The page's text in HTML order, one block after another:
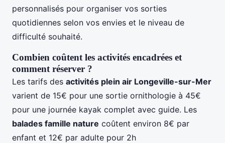
personnalisés pour organiser vos sorties
quotidiennes selon vos envies et le niveau de
difficulté souhaité.
Combien coûtent les activités encadrées et
comment réserver ?
Les tarifs des activités plein air Longeville-sur-Mer
varient de 15€ pour une sortie ornithologie à 45€
pour une journée kayak complet avec guide. Les
balades famille nature coûtent environ 8€ par
enfant et 12€ par adulte pour 2h